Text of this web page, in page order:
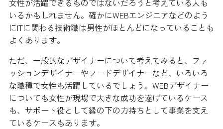
いるかもしれません。確かにWEBエンジニアなどのよう
にITに関わる技術職は男性がほとんどになっていることも
よくあります。
ただ、一般的なデザイナーについて考えてみると、ファ
ッションデザイナーやフードデザイナーなど、いろいろ
な職種で女性も活躍しているでしょう。WEBデザイナー
についても女性が現場で大きな成功を遂げているケース
も、サポート役として縁の下の力持ちとして事業を支え
ているケースもあります。